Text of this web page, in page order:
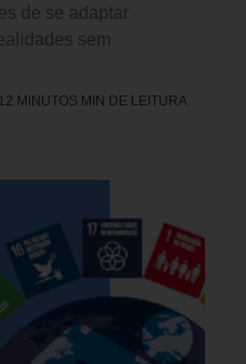
de se adaptar
sem
12 MINUTOS MIN DE LEITURA